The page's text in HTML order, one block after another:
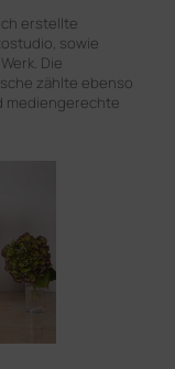
erstellte
sowie
Die
zählte ebenso
mediengerechte